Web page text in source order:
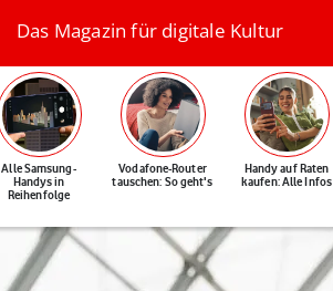
Das Magazin für digitale Kultur
Alle Samsung-
Handys in
Reihenfolge
Vodafone-Router
tauschen: So geht's
Handy auf Raten
kaufen: Alle Infos